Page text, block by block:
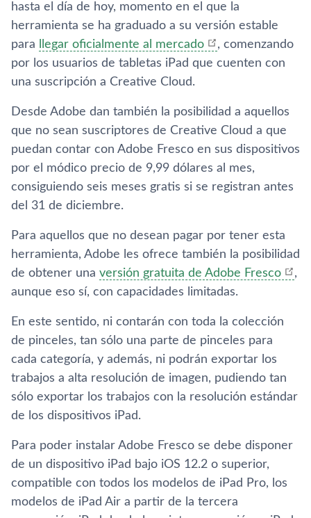
hasta el día de hoy, momento en el que la
herramienta se ha graduado a su versión estable
para
llegar oficialmente al mercado
, comenzando
por los usuarios de tabletas iPad que cuenten con
una suscripción a Creative Cloud.
Desde Adobe dan también la posibilidad a aquellos
que no sean suscriptores de Creative Cloud a que
puedan contar con Adobe Fresco en sus dispositivos
por el módico precio de 9,99 dólares al mes,
consiguiendo seis meses gratis si se registran antes
del 31 de diciembre.
Para aquellos que no desean pagar por tener esta
herramienta, Adobe les ofrece también la posibilidad
de obtener una versión gratuita de Adobe Fresco
,
aunque eso sí, con capacidades limitadas.
En este sentido, ni contarán con toda la colección
de pinceles, tan sólo una parte de pinceles para
cada categoría, y además, ni podrán exportar los
trabajos a alta resolución de imagen, pudiendo tan
sólo exportar los trabajos con la resolución estándar
de los dispositivos iPad.
Para poder instalar Adobe Fresco se debe disponer
de un dispositivo iPad bajo iOS 12.2 o superior,
compatible con todos los modelos de iPad Pro, los
modelos de iPad Air a partir de la tercera